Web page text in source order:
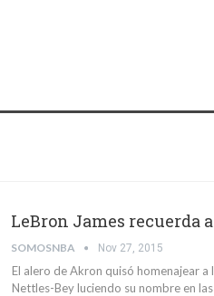
LeBron James recuerda
SOMOSNBA Nov 27, 2015
El alero de Akron quisó homenajear
Nettles-Bey luciendo su nombre en